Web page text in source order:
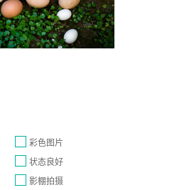
彩色图片
状态良好
影棚拍摄